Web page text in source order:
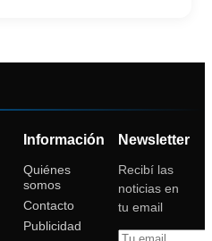
Información
Quiénes
somos
Contacto
Publicidad
Newsletter
Recibí las
noticias en
tu email